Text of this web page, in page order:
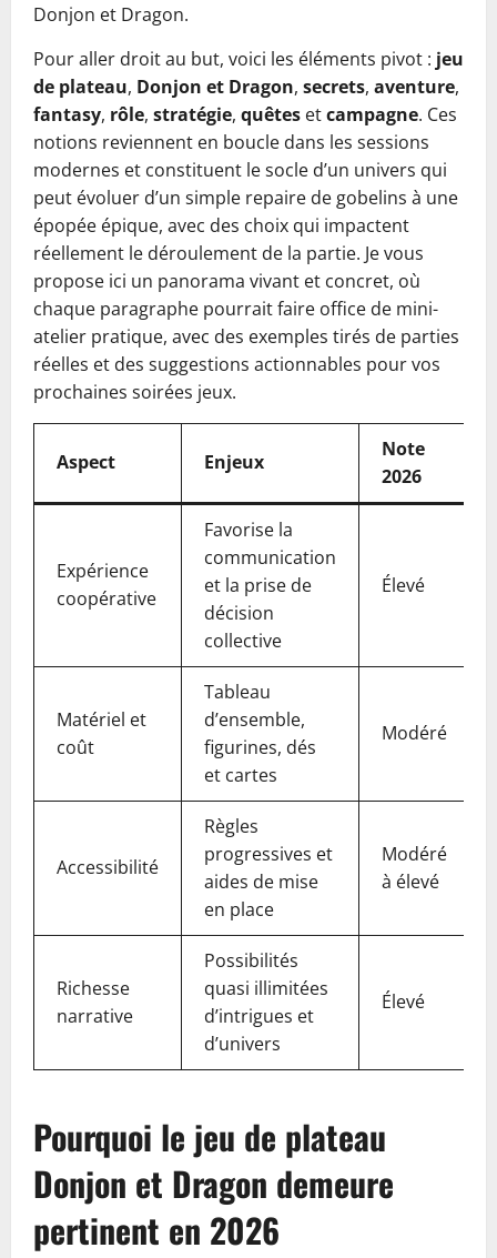
Donjon et Dragon.
Pour aller droit au but, voici les éléments pivot : jeu
de plateau, Donjon et Dragon, secrets, aventure,
fantasy, rôle, stratégie, quêtes etcampagne. Ces
notions reviennent en boucle dans les sessions
modernes et constituent le socle d’un univers qui
peut évoluer d’un simple repaire de gobelins à une
épopée épique, avec des choix qui impactent
réellement le déroulement de la partie. Je vous
propose ici un panorama vivant et concret, où
chaque paragraphe pourrait faire office de mini-
atelier pratique, avec des exemples tirés de parties
réelles et des suggestions actionnables pour vos
prochaines soirées jeux.
Aspect Enjeux
Note
2026
Expérience
coopérative
Favorise la
communication
et la prise de
décision
collective
Élevé
Matériel et
coût
Tableau
d’ensemble,
figurines, dés
et cartes
Modéré
Accessibilité
Règles
progressives et
aides de mise
en place
Modéré
à élevé
Richesse
narrative
Possibilités
quasi illimitées
d’intrigues et
d’univers
Élevé
Pourquoi le jeu de plateau
Donjon et Dragon demeure
pertinent en 2026